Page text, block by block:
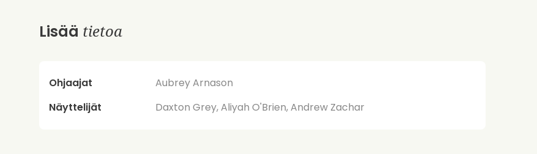
Lisää tietoa
Ohjaajat
Aubrey Arnason
Näyttelijät
Daxton Grey, Aliyah O'Brien, Andrew Zachar